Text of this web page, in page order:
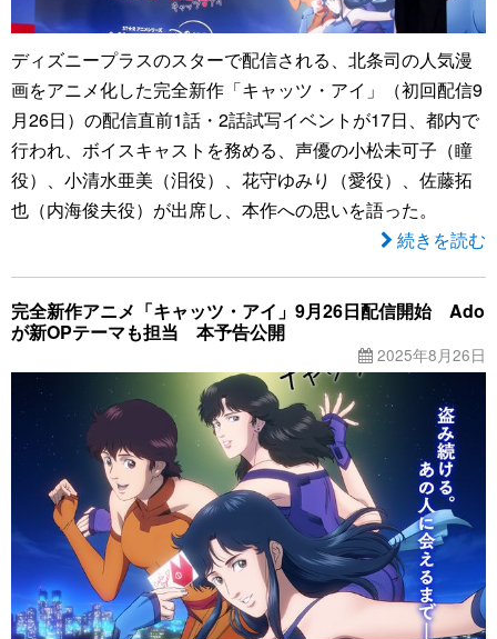
ディズニープラスのスターで配信される、北条司の人気漫
画をアニメ化した完全新作「キャッツ・アイ」（初回配信9
月26日）の配信直前1話・2話試写イベントが17日、都内で
行われ、ボイスキャストを務める、声優の小松未可子（瞳
役）、小清水亜美（泪役）、花守ゆみり（愛役）、佐藤拓
也（内海俊夫役）が出席し、本作への思いを語った。
続きを読む
完全新作アニメ「キャッツ・アイ」9月26日配信開始 Ado
が新OPテーマも担当 本予告公開
2025年8月26日